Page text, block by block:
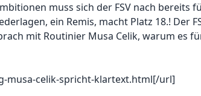
muss sich der FSV nach bereits
ein Remis, macht Platz 18.! Der
mit Routinier Musa Celik, warum es
musa-celik-spricht-klartext.html[/url]